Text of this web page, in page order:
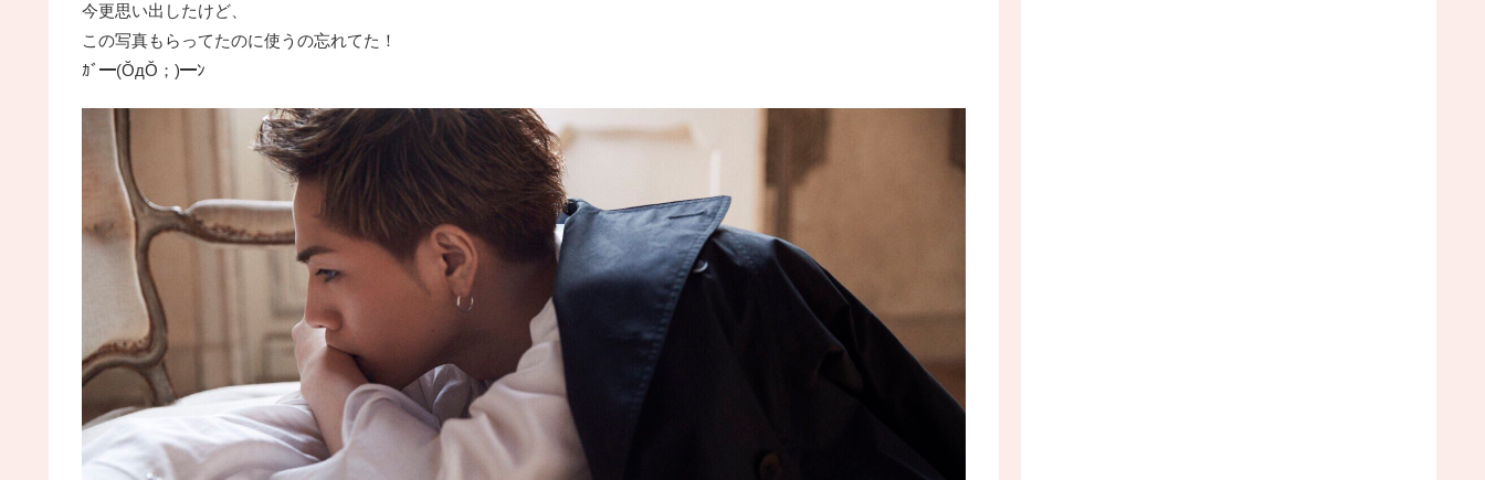
今更思い出したけど、
この写真もらってたのに使うの忘れてた！
ｶﾞ━(ŎдŎ；)━ﾝ